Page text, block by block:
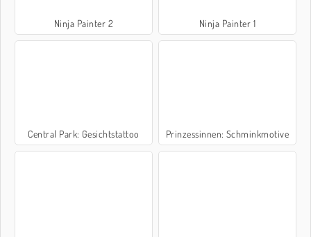
Ninja Painter 2 Ninja Painter 1
Central Park: Gesichtstattoo Prinzessinnen: Schminkmotive